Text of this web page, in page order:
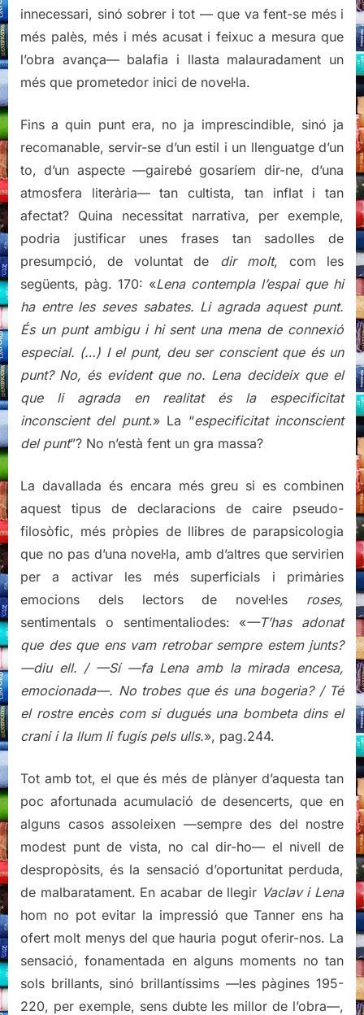
innecessari, sinó sobrer i tot — que va fent-se més i
més palès, més i més acusat i feixuc a mesura que
l’obra avança— balafia i llasta malauradament un
més que prometedor inici de novel·la.
Fins a quin punt era, no ja imprescindible, sinó ja
recomanable, servir-se d’un estil i un llenguatge d’un
to, d’un aspecte —gairebé gosaríem dir-ne, d’una
atmosfera literària— tan cultista, tan inflat i tan
afectat? Quina necessitat narrativa, per exemple,
podria justificar unes frases tan sadolles de
presumpció, de voluntat de dir molt, com les
següents, pàg. 170: «Lena contempla l’espai que hi
ha entre les seves sabates. Li agrada aquest punt.
És un punt ambigu i hi sent una mena de connexió
especial. (…) I el punt, deu ser conscient que és un
punt? No, és evident que no. Lena decideix que el
que li agrada en realitat és la especificitat
inconscient del punt.» La “especificitat inconscient
del punt”? No n’està fent un gra massa?
La davallada és encara més greu si es combinen
aquest tipus de declaracions de caire pseudo-
filosòfic, més pròpies de llibres de parapsicologia
que no pas d’una novel·la, amb d’altres que servirien
per a activar les més superficials i primàries
emocions dels lectors de novel·les roses,
sentimentals o sentimentaliodes: «—T’has adonat
que des que ens vam retrobar sempre estem junts?
—diu ell. / —Sí —fa Lena amb la mirada encesa,
emocionada—. No trobes que és una bogeria? / Té
el rostre encès com si dugués una bombeta dins el
crani i la llum li fugís pels ulls.», pag.244.
Tot amb tot, el que és més de plànyer d’aquesta tan
poc afortunada acumulació de desencerts, que en
alguns casos assoleixen —sempre des del nostre
modest punt de vista, no cal dir-ho— el nivell de
despropòsits, és la sensació d’oportunitat perduda,
de malbaratament. En acabar de llegir Vaclav i Lena
hom no pot evitar la impressió que Tanner ens ha
ofert molt menys del que hauria pogut oferir-nos. La
sensació, fonamentada en alguns moments no tan
sols brillants, sinó brillantíssims —les pàgines 195-
220, per exemple, sens dubte les millor de l’obra—,